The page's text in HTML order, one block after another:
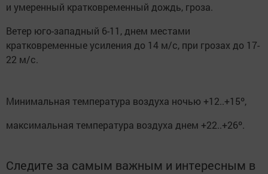
и умеренный кратковременный дождь, гроза.
Ветер юго-западный 6-11, днем местами
кратковременные усиления до 14 м/с, при грозах до 17-
22 м/с.
Минимальная температура воздуха ночью +12..+15º,
максимальная температура воздуха днем +22..+26º.
Следите за самым важным и интересным в